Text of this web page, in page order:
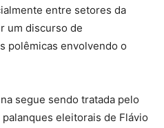
entre setores da
um discurso de
polêmicas envolvendo o
segue sendo tratada pelo
eleitorais de Flávio